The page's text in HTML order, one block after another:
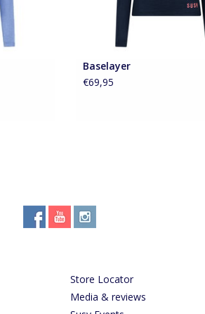
Baselayer
€69,95
Store Locator
Media & reviews